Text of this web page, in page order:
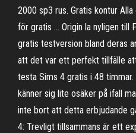
2000 sp3 rus. Gratis kontur
för gratis … Origin la nyligen till
gratis testversion bland deras
att det var ett perfekt tillfälle
testa Sims 4 gratis i 48
känner sig lite osäker på ifall
inte bort att detta erbjudande
4: Trevligt tillsammans är ett